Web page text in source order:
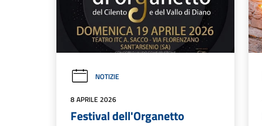
NOTIZIE
8 APRILE 2026
Festival dell'Organetto